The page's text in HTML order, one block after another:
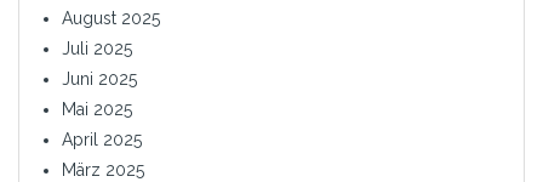
August 2025
Juli 2025
Juni 2025
Mai 2025
April 2025
März 2025